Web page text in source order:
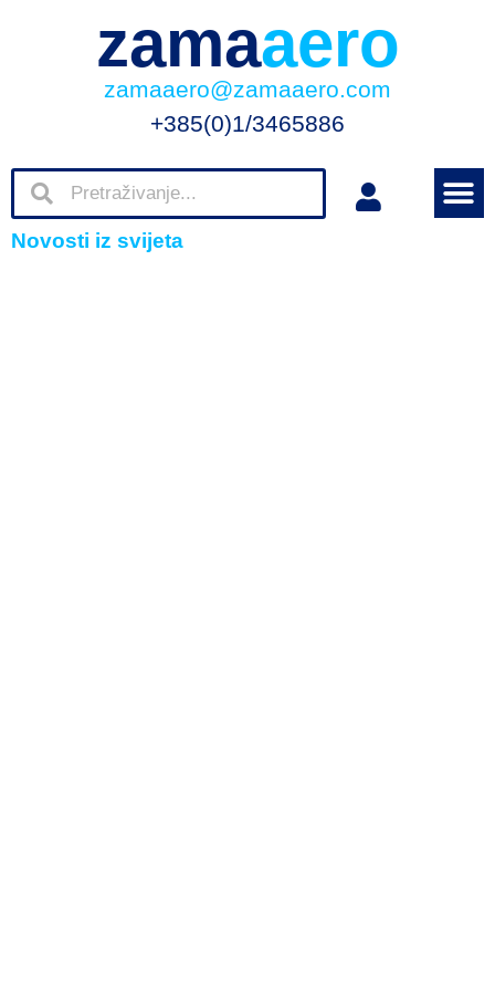
zamaaero
zamaaero@zamaaero.com
+385(0)1/3465886
Novosti iz svijeta